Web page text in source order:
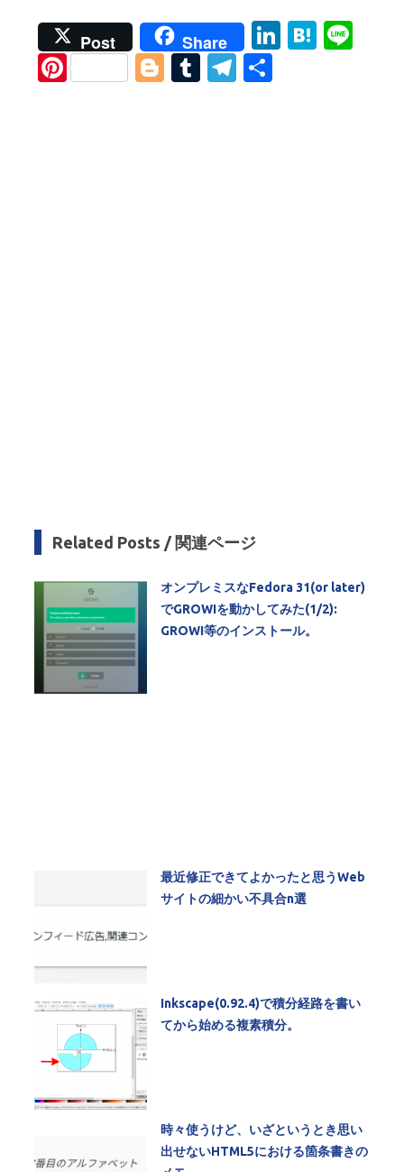
Post Share
Li
H
Pi
Bl
T
T
Related Posts / 関連ページ
オンプレミスなFedora 31(or later)
でGROWIを動かしてみた(1/2):
GROWI等のインストール。
最近修正できてよかったと思うWeb
サイトの細かい不具合n選
Inkscape(0.92.4)で積分経路を書い
てから始める複素積分。
時々使うけど、いざというとき思い
出せないHTML5における箇条書きの